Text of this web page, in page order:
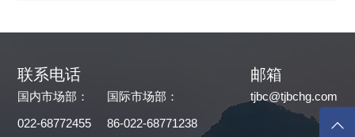
联系电话
国内市场部：
022-68772455
国际市场部：
86-022-68771238
邮箱
tjbc@tjbchg.com